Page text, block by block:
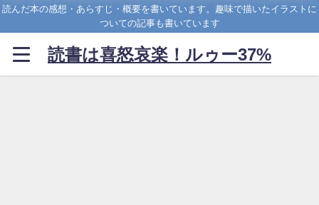
読んだ本の感想・あらすじ・概要を書いています。趣味で描いたイラストに
ついての記事も書いています
読書は喜怒哀楽！ルゥー37%